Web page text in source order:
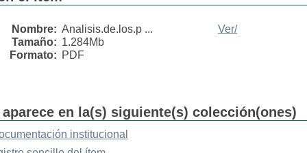
Nombre: Analisis.de.los.p ...
Tamaño: 1.284Mb
Formato: PDF
Ver/
en la(s) siguiente(s) colección(ones)
institucional